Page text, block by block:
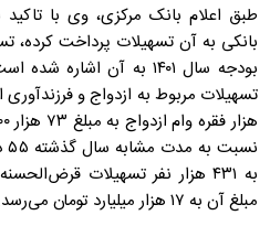
طبق اعلام بانک مرکزی، وی با
بانکی به آن تسهیلات پرداخت کرده،
بودجه سال ۱۴۰۱ به آن
به ۴۳۱ هزار نفر تسهیلات
مبلغ آن به ۱۷ هزار میلیارد تومان می‌رسد.